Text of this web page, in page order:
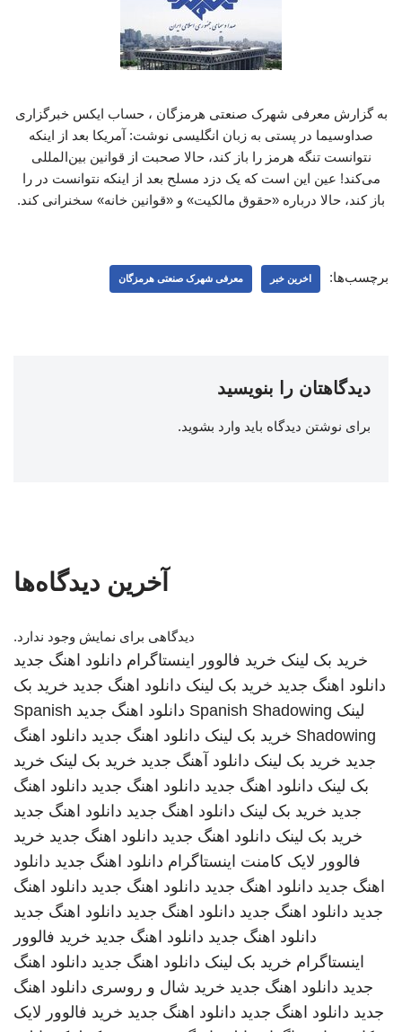
به گزارش معرفی شهرک صنعتی هرمزگان ، حساب ایکس خبرگزاری
صداوسیما در پستی به زبان انگلیسی نوشت: آمریکا بعد از اینکه
نتوانست تنگه هرمز را باز کند، حالا صحبت از قوانین بین‌المللی
می‌کند! عین این است که یک دزد مسلح بعد از اینکه نتوانست در را
باز کند، حالا درباره «حقوق مالکیت» و «قوانین خانه» سخنرانی کند.
برچسب‌ها: اخرین خبر معرفی شهرک صنعتی هرمزگان
دیدگاهتان را بنویسید
برای نوشتن دیدگاه باید وارد بشوید.
آخرین دیدگاه‌ها
دیدگاهی برای نمایش وجود ندارد.
خرید بک لینک خرید فالوور اینستاگرام دانلود اهنگ جدید
دانلود اهنگ جدید خرید بک لینک دانلود اهنگ جدید خرید بک
لینک Spanish Shadowing دانلود اهنگ جدید Spanish
Shadowing خرید بک لینک دانلود اهنگ جدید دانلود اهنگ
جدید خرید بک لینک دانلود آهنگ جدید خرید بک لینک خرید
بک لینک دانلود اهنگ جدید دانلود اهنگ جدید دانلود اهنگ
جدید خرید بک لینک دانلود اهنگ جدید دانلود اهنگ جدید
خرید بک لینک دانلود اهنگ جدید دانلود اهنگ جدید خرید
فالوور لایک کامنت اینستاگرام دانلود اهنگ جدید دانلود
اهنگ جدید دانلود اهنگ جدید دانلود اهنگ جدید دانلود اهنگ
جدید دانلود اهنگ جدید دانلود اهنگ جدید دانلود اهنگ جدید
دانلود اهنگ جدید دانلود اهنگ جدید خرید فالوور
اینستاگرام خرید بک لینک دانلود اهنگ جدید دانلود اهنگ
جدید دانلود اهنگ جدید خرید شال و روسری دانلود اهنگ
جدید دانلود اهنگ جدید دانلود اهنگ جدید خرید فالوور لایک